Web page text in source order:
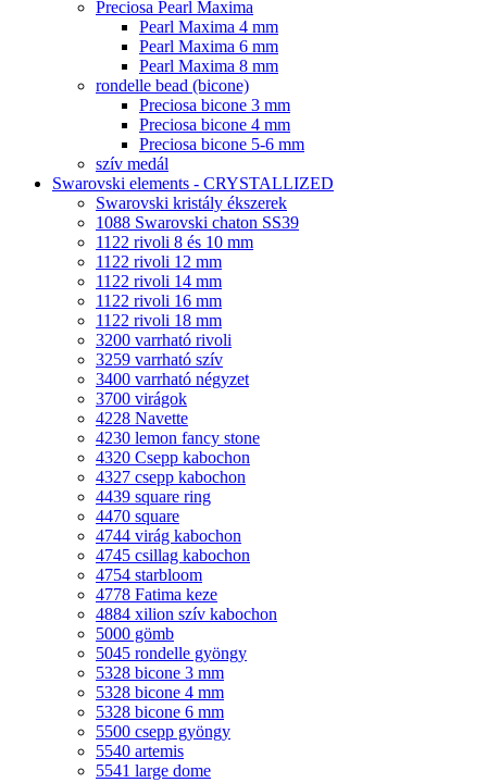
Preciosa Pearl Maxima
Pearl Maxima 4 mm
Pearl Maxima 6 mm
Pearl Maxima 8 mm
rondelle bead (bicone)
Preciosa bicone 3 mm
Preciosa bicone 4 mm
Preciosa bicone 5-6 mm
szív medál
Swarovski elements - CRYSTALLIZED
Swarovski kristály ékszerek
1088 Swarovski chaton SS39
1122 rivoli 8 és 10 mm
1122 rivoli 12 mm
1122 rivoli 14 mm
1122 rivoli 16 mm
1122 rivoli 18 mm
3200 varrható rivoli
3259 varrható szív
3400 varrható négyzet
3700 virágok
4228 Navette
4230 lemon fancy stone
4320 Csepp kabochon
4327 csepp kabochon
4439 square ring
4470 square
4744 virág kabochon
4745 csillag kabochon
4754 starbloom
4778 Fatima keze
4884 xilion szív kabochon
5000 gömb
5045 rondelle gyöngy
5328 bicone 3 mm
5328 bicone 4 mm
5328 bicone 6 mm
5500 csepp gyöngy
5540 artemis
5541 large dome